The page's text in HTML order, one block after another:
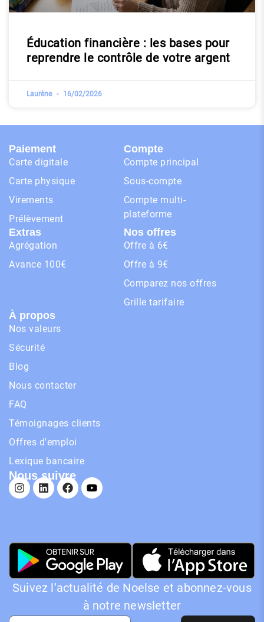
Éducation financière : les bases pour
reprendre le contrôle de votre argent
Laurène 16/02/2026
Paiement
Carte digitale
Carte physique
Virements
Prélèvement
Compte
Compte principal
Sous-compte
Compte multi-
plateforme
Extras
Agrégation
Avance 100€
Nos offres
Offre à 6€
Offre à 9€
Comparez nos offres
Grille tarifaire
À propos
Nos valeurs
Sécurité
Blog
Nous contacter
FAQ
Témoignages clients
Offres d'emploi
Lexique bancaire
Nous suivre
Suivez l’actualité de Noelse et abonnez-vous
à notre newsletter